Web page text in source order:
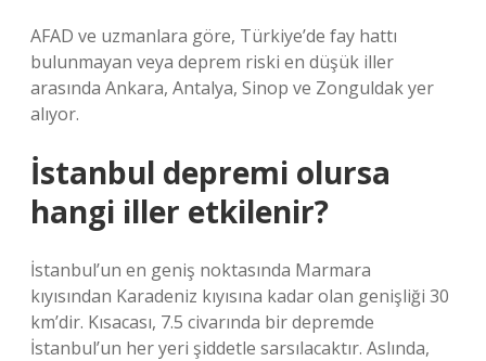
AFAD ve uzmanlara göre, Türkiye’de fay hattı
bulunmayan veya deprem riski en düşük iller
arasında Ankara, Antalya, Sinop ve Zonguldak yer
alıyor.
İstanbul depremi olursa
hangi iller etkilenir?
İstanbul’un en geniş noktasında Marmara
kıyısından Karadeniz kıyısına kadar olan genişliği 30
km’dir. Kısacası, 7.5 civarında bir depremde
İstanbul’un her yeri şiddetle sarsılacaktır. Aslında,